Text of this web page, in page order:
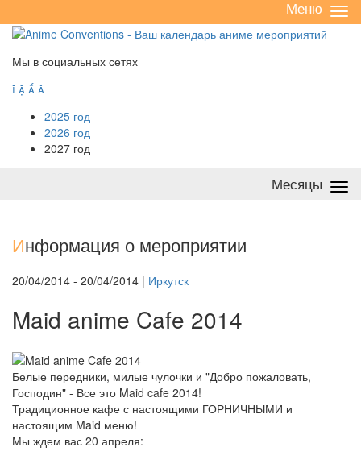
/
Меню
Мы в социальных сетях
   
2025 год
2026 год
2027 год
Месяцы
Информация о мероприятии
20/04/2014 - 20/04/2014 | Иркутск
Maid anime Cafe 2014
Белые передники, милые чулочки и "Добро пожаловать,
Господин" - Все это Maid cafe 2014!
Традиционное кафе с настоящими ГОРНИЧНЫМИ и
настоящим Maid меню!
Мы ждем вас 20 апреля: